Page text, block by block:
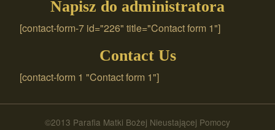
Napisz do administratora
[contact-form-7 id="226" title="Contact form 1"]
Contact Us
[contact-form 1 "Contact form 1"]
©2013 Parafia Matki Bożej Nieustającej Pomocy